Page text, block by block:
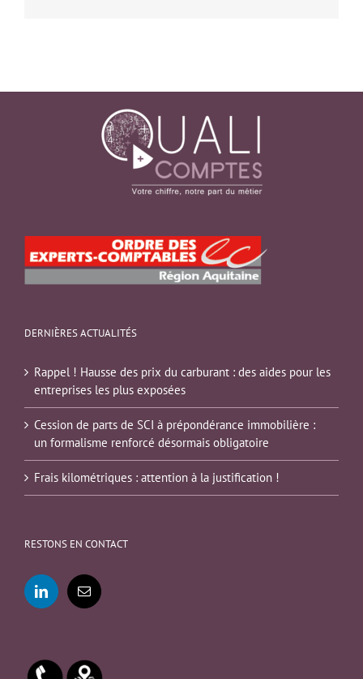
DERNIÈRES ACTUALITÉS
Rappel ! Hausse des prix du carburant : des aides pour les
entreprises les plus exposées
Cession de parts de SCI à prépondérance immobilière :
un formalisme renforcé désormais obligatoire
Frais kilométriques : attention à la justification !
RESTONS EN CONTACT